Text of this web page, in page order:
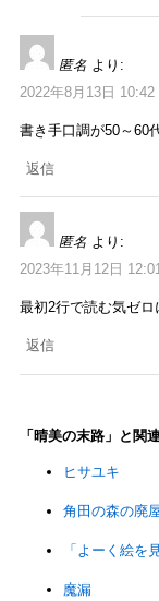
匿名 より:
2022年8月13日 10:42
書き手口調が50～60
返信
匿名 より:
2023年11月12日
最初2行で読む気ゼロ
返信
「晴美の末路」と関
ヒサユキ
角田の森の廃
「よーく絵を
魔漏